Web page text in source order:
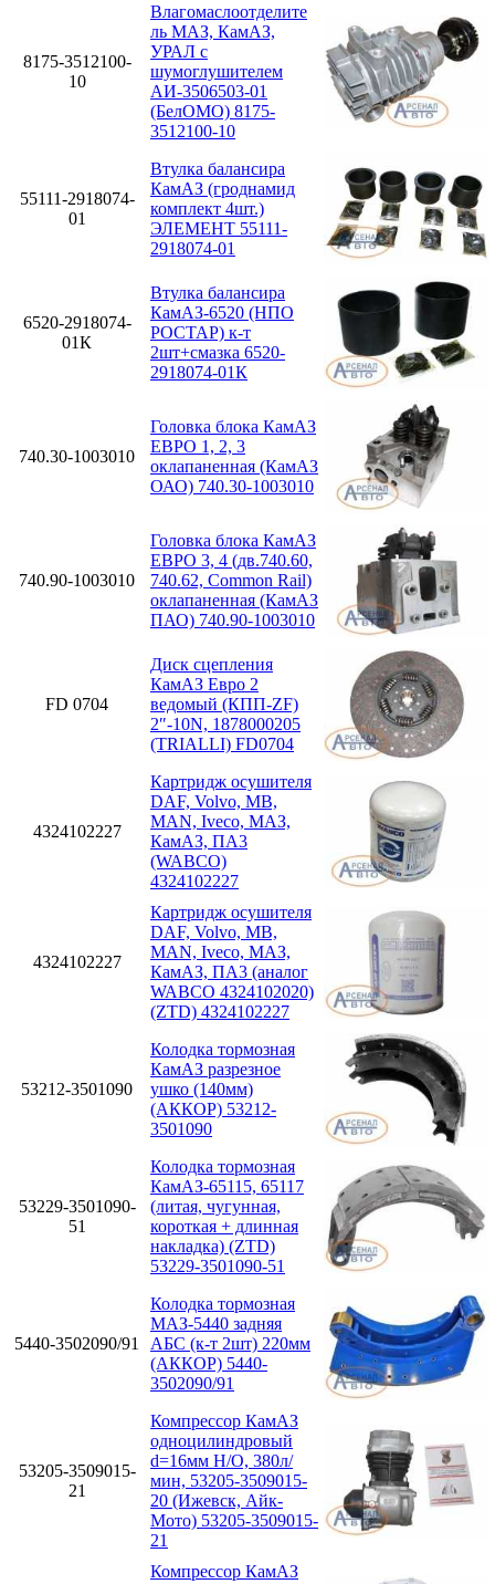
8175-3512100-
10
Влагомаслоотделите
ль МАЗ, КамАЗ,
УРАЛ с
шумоглушителем
АИ-3506503-01
(БелОМО) 8175-
3512100-10
55111-2918074-
01
Втулка балансира
КамАЗ (гроднамид
комплект 4шт.)
ЭЛЕМЕНТ 55111-
2918074-01
6520-2918074-
01К
Втулка балансира
КамАЗ-6520 (НПО
РОСТАР) к-т
2шт+смазка 6520-
2918074-01К
740.30-1003010
Головка блока КамАЗ
ЕВРО 1, 2, 3
оклапаненная (КамАЗ
ОАО) 740.30-1003010
740.90-1003010
Головка блока КамАЗ
ЕВРО 3, 4 (дв.740.60,
740.62, Common Rail)
оклапаненная (КамАЗ
ПАО) 740.90-1003010
FD 0704
Диск сцепления
КамАЗ Евро 2
ведомый (КПП-ZF)
2″-10N, 1878000205
(TRIALLI) FD0704
4324102227
Картридж осушителя
DAF, Volvo, MB,
MAN, Iveco, МАЗ,
КамАЗ, ПА3
(WABCO)
4324102227
4324102227
Картридж осушителя
DAF, Volvo, MB,
MAN, Iveco, МАЗ,
КамАЗ, ПА3 (аналог
WABCO 4324102020)
(ZTD) 4324102227
53212-3501090
Колодка тормозная
КамАЗ разрезное
ушко (140мм)
(АККОР) 53212-
3501090
53229-3501090-
51
Колодка тормозная
КамАЗ-65115, 65117
(литая, чугунная,
короткая + длинная
накладка) (ZTD)
53229-3501090-51
5440-3502090/91
Колодка тормозная
МАЗ-5440 задняя
АБС (к-т 2шт) 220мм
(АККОР) 5440-
3502090/91
53205-3509015-
21
Компрессор КамАЗ
одноцилиндровый
d=16мм Н/О, 380л/
мин, 53205-3509015-
20 (Ижевск, Айк-
Мото) 53205-3509015-
21
Компрессор КамАЗ